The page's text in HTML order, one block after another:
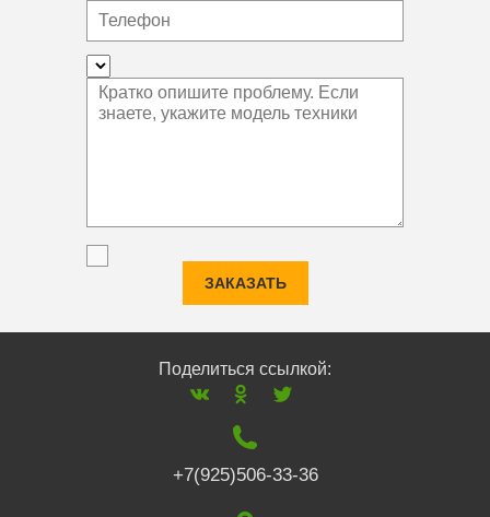
ЗАКАЗАТЬ
Поделиться ссылкой:
+7(925)506-33-36